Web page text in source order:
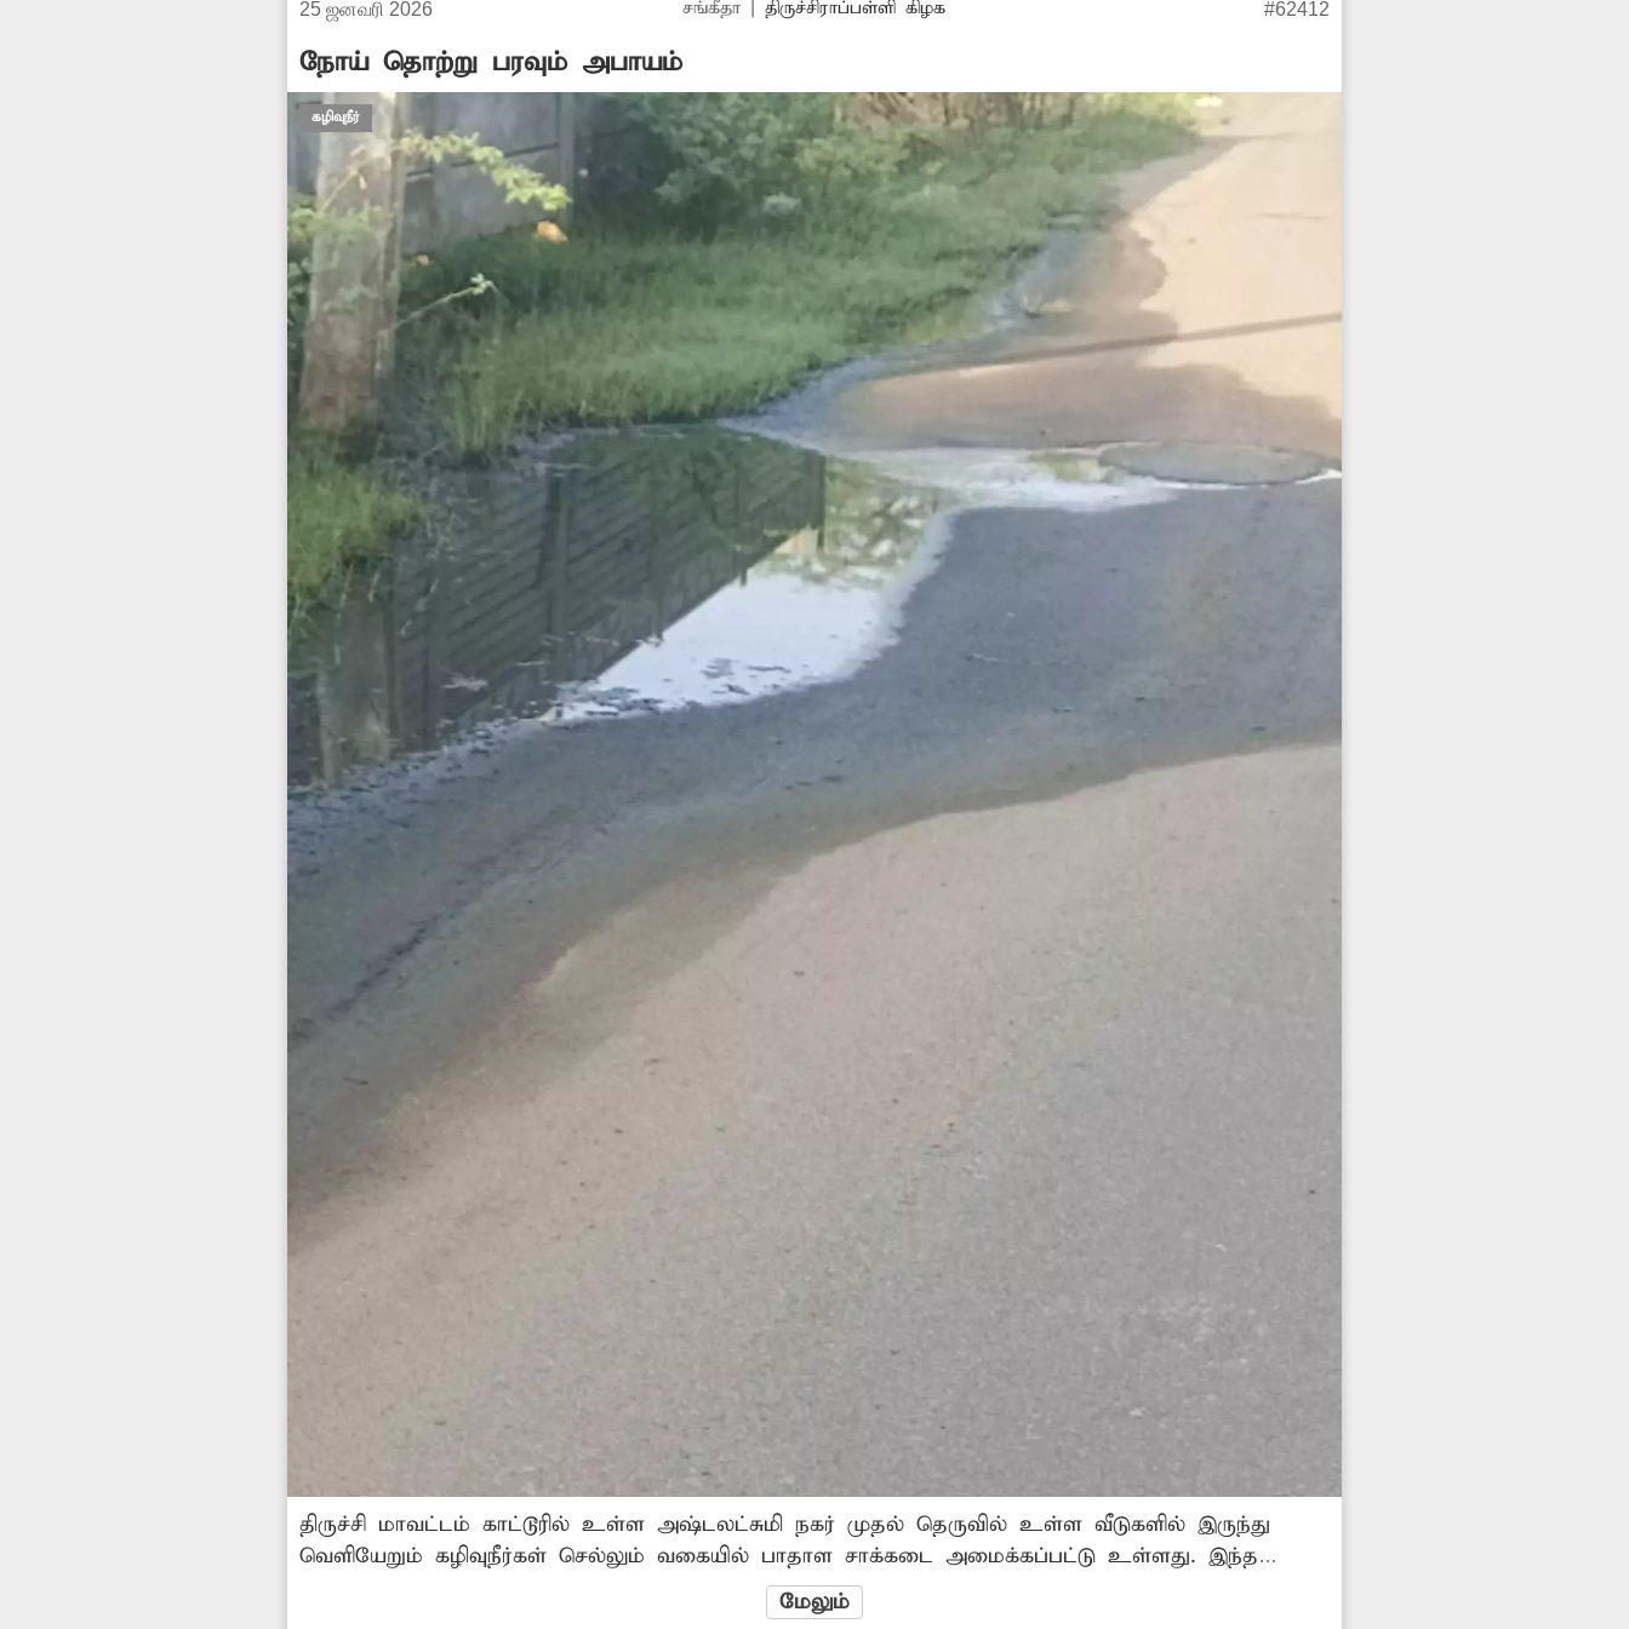
25 ஜனவரி 2026 சங்கீதா |திருச்சிராப்பள்ளி கிழக #62412
நோய் தொற்று பரவும் அபாயம்
கழிவுநீர்
திருச்சி மாவட்டம் காட்டூரில் உள்ள அஷ்டலட்சுமி நகர் முதல் தெருவில் உள்ள வீடுகளில் இருந்து
வெளியேறும் கழிவுநீர்கள் செல்லும் வகையில் பாதாள சாக்கடை அமைக்கப்பட்டு உள்ளது. இந்த
நிலையில் இந்த பாதாள சாக்கடை நிரம்பி வழிந்து அருகில் உள்ள காலி மனையில் கழிவுநீர் தேங்கி
நிற்கிறது. இதனால் இப்பகுதியில் கடும் துர்நாற்றம் வீசுவதுடன் நோய் தொற்று பரவும் அபாயம்
மேலும்